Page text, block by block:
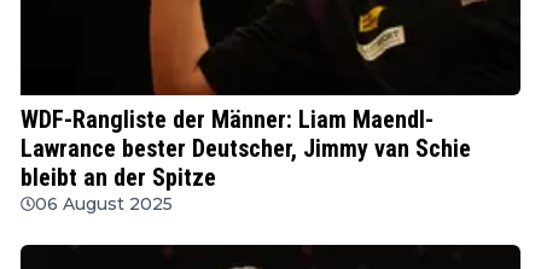
WDF-Rangliste der Männer: Liam Maendl-
Lawrance bester Deutscher, Jimmy van Schie
bleibt an der Spitze
06 August 2025